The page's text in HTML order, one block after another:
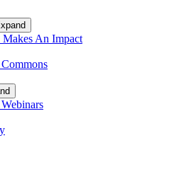
An Impact